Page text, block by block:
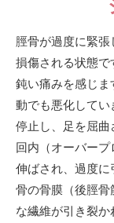
脛骨が過度に緊
損傷される状態
鈍い痛みを感じ
動でも悪化して
停止し、足を屈
回内（オーバー
伸ばされ、過度
骨の骨膜（後脛
な繊維が引き裂